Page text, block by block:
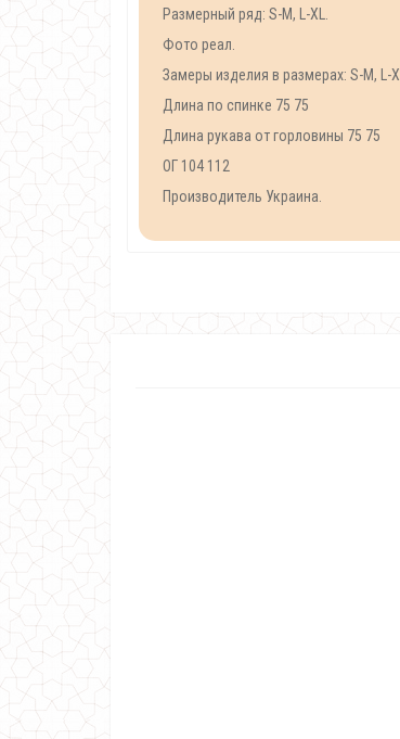
Размерный ряд: S-M, L-XL.
Фото реал.
Замеры изделия в размерах: S-M, L-XL
Длина по спинке 75 75
Длина рукава от горловины 75 75
ОГ 104 112
Производитель Украина.